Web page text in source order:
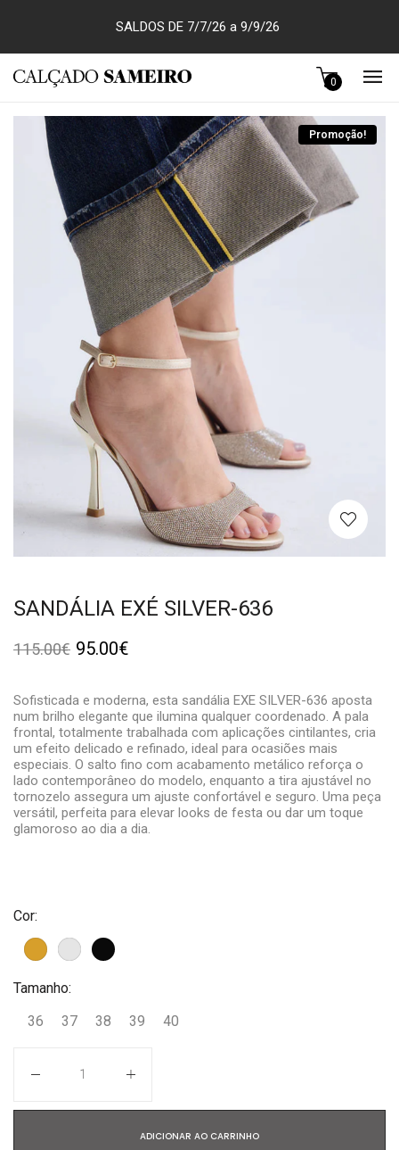
SALDOS DE 7/7/26 a 9/9/26
0
Promoção!
SANDÁLIA EXÉ SILVER-636
115.00€ 95.00€
Sofisticada e moderna, esta sandália EXE SILVER-636 aposta
num brilho elegante que ilumina qualquer coordenado. A pala
frontal, totalmente trabalhada com aplicações cintilantes, cria
um efeito delicado e refinado, ideal para ocasiões mais
especiais. O salto fino com acabamento metálico reforça o
lado contemporâneo do modelo, enquanto a tira ajustável no
tornozelo assegura um ajuste confortável e seguro. Uma peça
versátil, perfeita para elevar looks de festa ou dar um toque
glamoroso ao dia a dia.
Cor:
Tamanho:
36
37 38 39 40
ADICIONAR AO CARRINHO